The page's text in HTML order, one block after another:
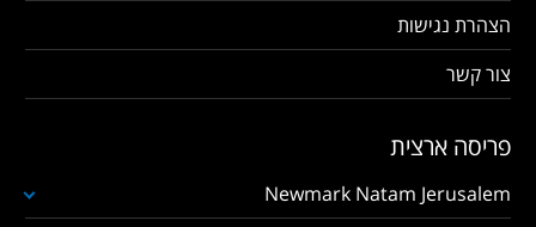
הצהרת נגישות
צור קשר
פריסה ארצית
Newmark Natam Jerusalem